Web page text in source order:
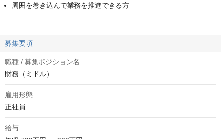
周囲を巻き込んで業務を推進できる方
募集要項
職種 / 募集ポジション名
財務（ミドル）
雇用形態
正社員
給与